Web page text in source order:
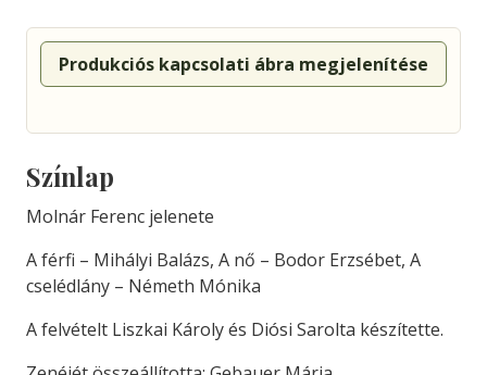
Produkciós kapcsolati ábra megjelenítése
Színlap
Molnár Ferenc jelenete
A férfi – Mihályi Balázs, A nő – Bodor Erzsébet, A
cselédlány – Németh Mónika
A felvételt Liszkai Károly és Diósi Sarolta készítette.